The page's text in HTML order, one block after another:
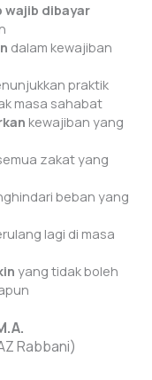
dibayar
dalam kewajiban
praktik
masa sahabat
kewajiban yang
zakat yang
beban yang
lagi di masa
yang tidak boleh
Rabbani)